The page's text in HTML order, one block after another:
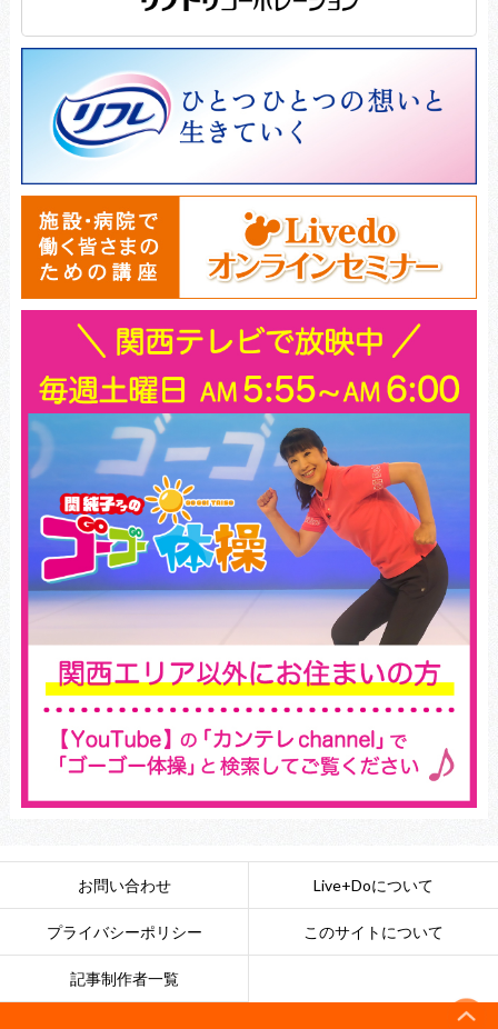
お問い合わせ Live+Doについて
プライバシーポリシー このサイトについて
記事制作者一覧